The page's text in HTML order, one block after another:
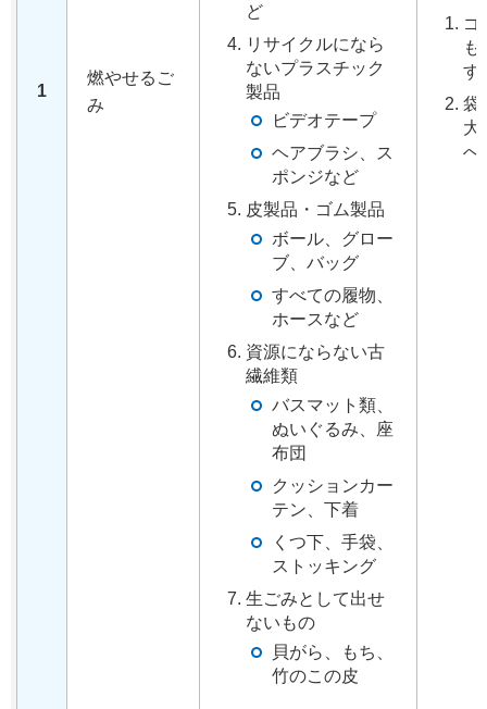
1
燃やせるご
み
ど
リサイクルになら
ないプラスチック
製品
ビデオテープ
ヘアブラシ、ス
ポンジなど
皮製品・ゴム製品
ボール、グロー
ブ、バッグ
すべての履物、
ホースなど
資源にならない古
繊維類
バスマット類、
ぬいぐるみ、座
布団
クッションカー
テン、下着
くつ下、手袋、
ストッキング
生ごみとして出せ
ないもの
貝がら、もち、
竹のこの皮
ゴ
も
す
袋
大
へ